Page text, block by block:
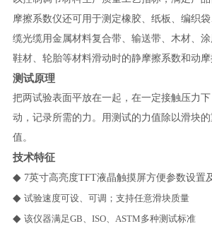
摩擦系数仪还可用于测定橡胶、纸板、编织
缆光缆用金属材料复合带、输送带、木材、涂
鞋材、轮胎等材料滑动时的静摩擦系数和动摩
测试原理
把两试验表面平放在一起，在一定接触压力
动，记录所需的力。用测试的力值除以滑块
值。
技术特征
◆ 7英寸高亮度TFT液晶触摸屏方便参数设置
◆ 试验速度可设、可调；支持任意滑块质量
◆ 该仪器满足GB ISO、 ASTM多种测试标准